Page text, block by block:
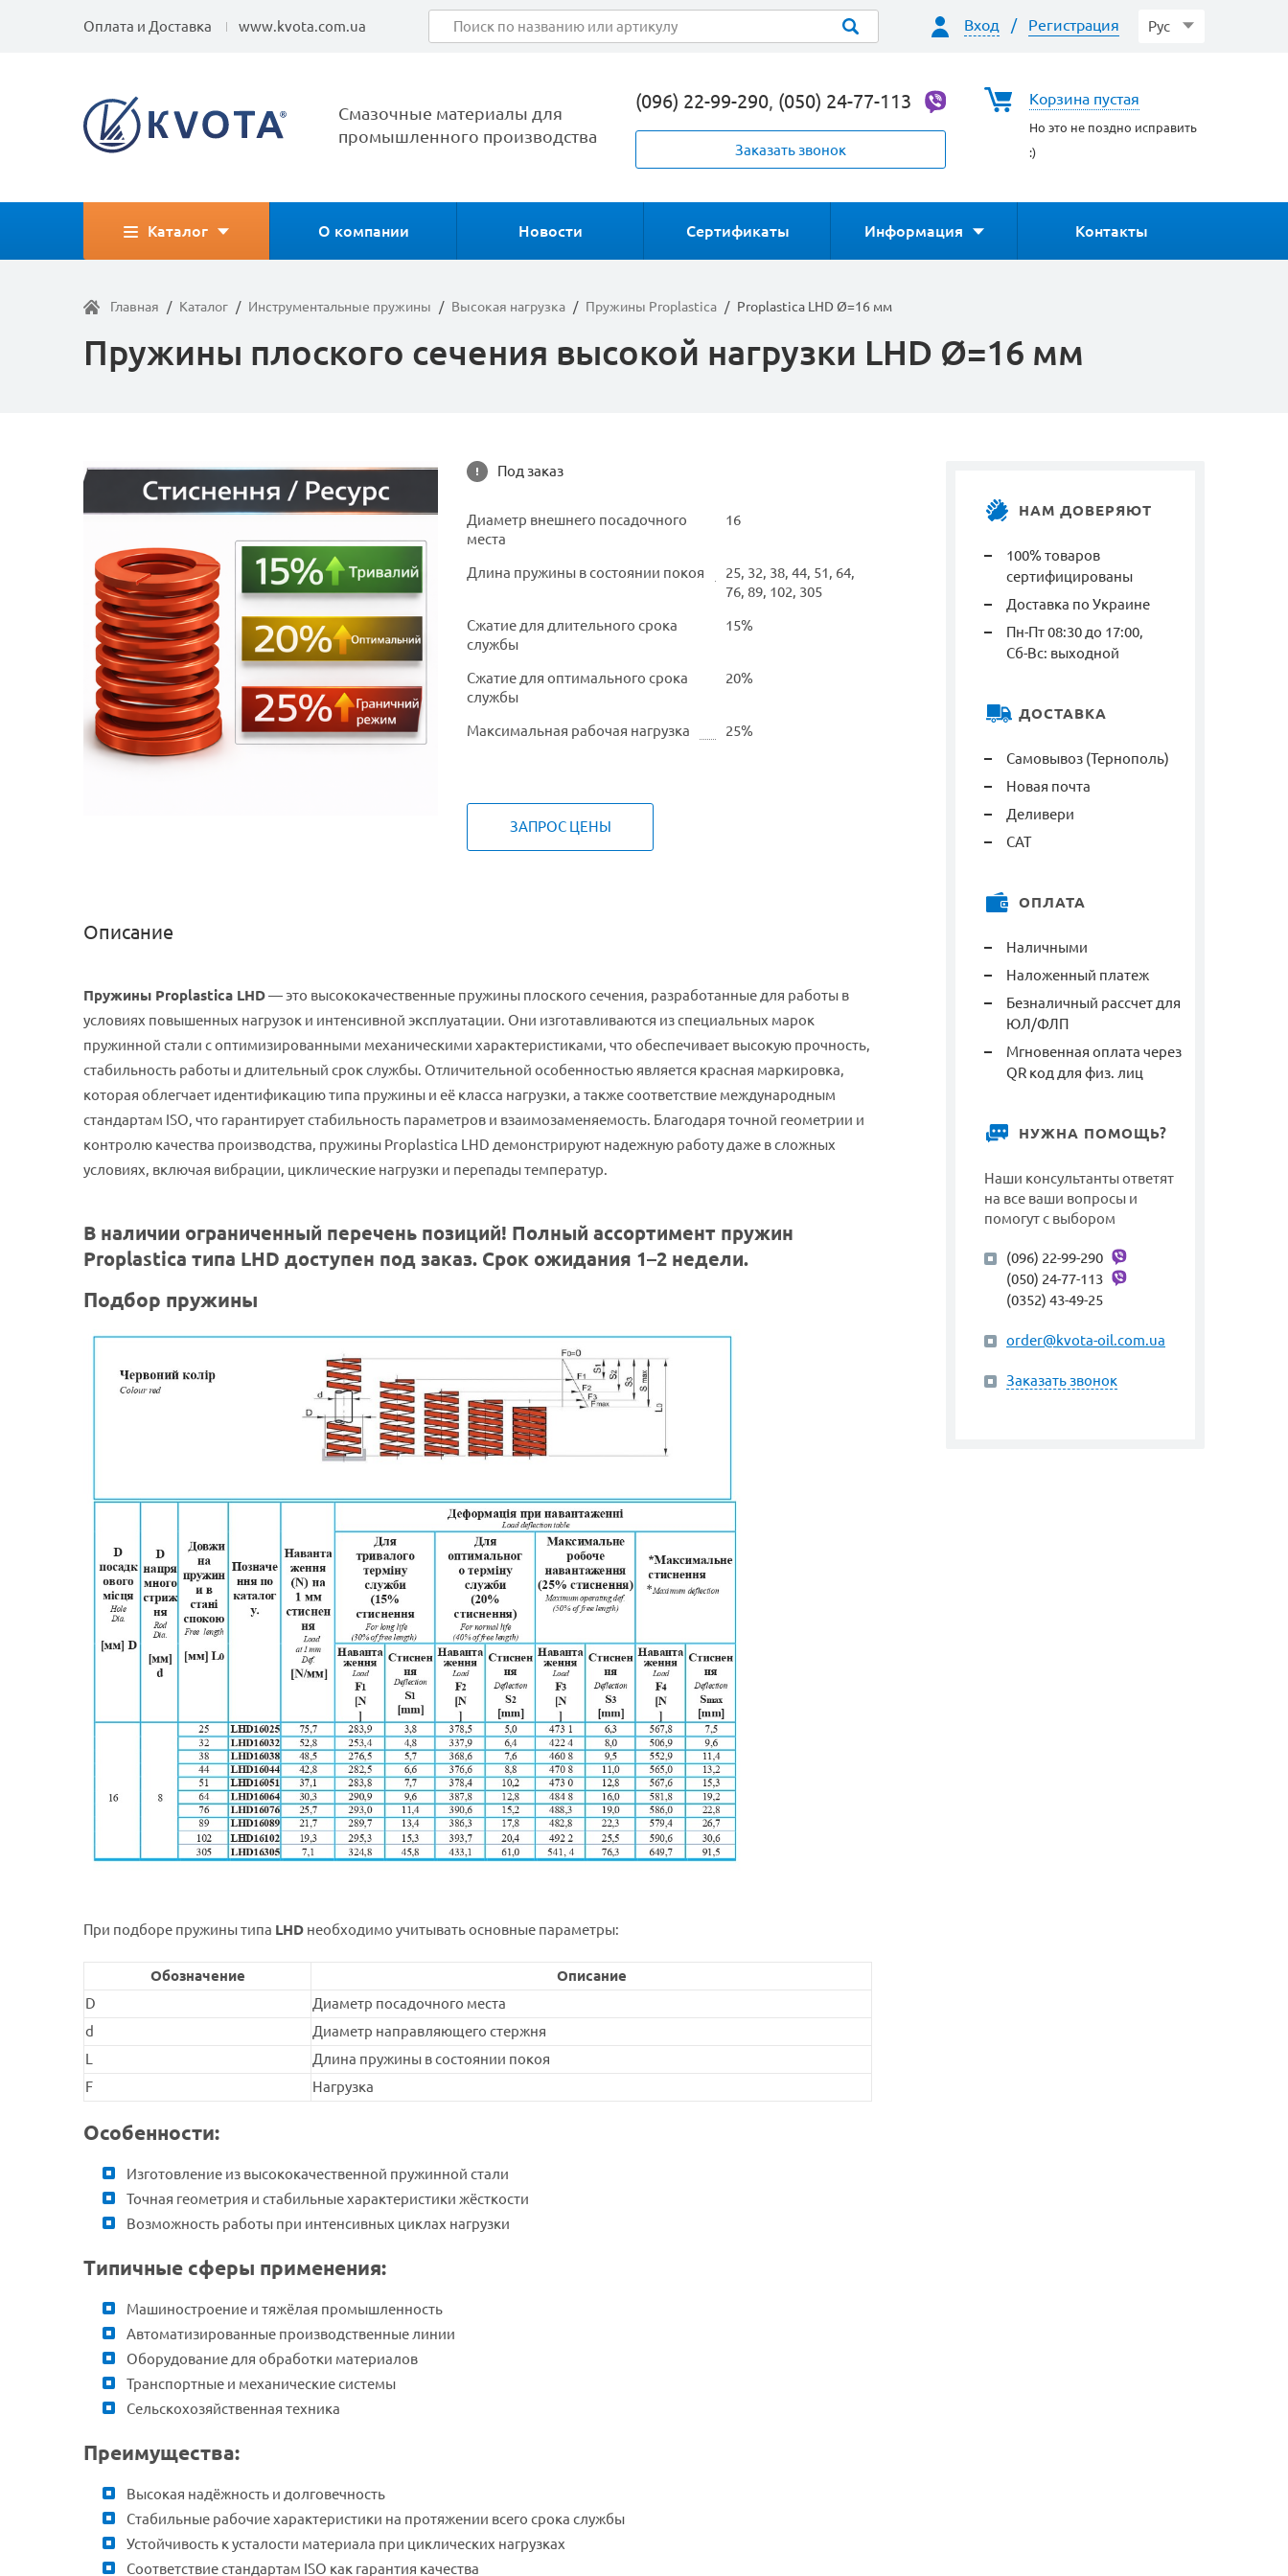
Оплата и Доставка www.kvota.com.ua Рус
Вход / Регистрация
Смазочные материалы для
промышленного производства
Корзина пустая
Но это не поздно исправить
:)
(096) 22-99-290, (050) 24-77-113
Заказать звонок
Каталог О компании Новости Сертификаты Информация Контакты
Главная / Каталог / Инструментальные пружины / Высокая нагрузка / Пружины Proplastica / Proplastica LHD Ø=16 мм
Пружины плоского сечения высокой нагрузки LHD Ø=16 мм
Под заказ
Диаметр внешнего посадочного
места
16
Длина пружины в состоянии покоя
25, 32, 38, 44, 51, 64,
76, 89, 102, 305
Сжатие для длительного срока
службы
15%
Сжатие для оптимального срока
службы
20%
Максимальная рабочая нагрузка 25%
ЗАПРОС ЦЕНЫ
Описание
Пружины Proplastica LHD— это высококачественные пружины плоского сечения, разработанные для работы в
условиях повышенных нагрузок и интенсивной эксплуатации. Они изготавливаются из специальных марок
пружинной стали с оптимизированными механическими характеристиками, что обеспечивает высокую прочность,
стабильность работы и длительный срок службы. Отличительной особенностью является красная маркировка,
которая облегчает идентификацию типа пружины и её класса нагрузки, а также соответствие международным
стандартам ISO, что гарантирует стабильность параметров и взаимозаменяемость. Благодаря точной геометрии и
контролю качества производства, пружины Proplastica LHD демонстрируют надежную работу даже в сложных
условиях, включая вибрации, циклические нагрузки и перепады температур.
В наличии ограниченный перечень позиций! Полный ассортимент пружин
Proplastica типа LHD доступен под заказ. Срок ожидания 1–2 недели.
Подбор пружины
При подборе пружины типа LHD необходимо учитывать основные параметры:
Обозначение
Описание
D
Диаметр посадочного места
d
Диаметр направляющего стержня
L
Длина пружины в состоянии покоя
F
Нагрузка
Особенности:
Изготовление из высококачественной пружинной стали
Точная геометрия и стабильные характеристики жёсткости
Возможность работы при интенсивных циклах нагрузки
Типичные сферы применения:
Машиностроение и тяжёлая промышленность
Автоматизированные производственные линии
Оборудование для обработки материалов
Транспортные и механические системы
Сельскохозяйственная техника
Преимущества:
Высокая надёжность и долговечность
Стабильные рабочие характеристики на протяжении всего срока службы
Устойчивость к усталости материала при циклических нагрузках
Соответствие стандартам ISO как гарантия качества
НАМ ДОВЕРЯЮТ
100% товаров
сертифицированы
Доставка по Украине
Пн-Пт 08:30 до 17:00,
Сб-Вс: выходной
ДОСТАВКА
Самовывоз (Тернополь)
Новая почта
Деливери
САТ
ОПЛАТА
Наличными
Наложенный платеж
Безналичный рассчет для
ЮЛ/ФЛП
Мгновенная оплата через
QR код для физ. лиц
НУЖНА ПОМОЩЬ?
Наши консультанты ответят
на все ваши вопросы и
помогут с выбором
(096) 22-99-290
(050) 24-77-113
(0352) 43-49-25
order@kvota-oil.com.ua
Заказать звонок